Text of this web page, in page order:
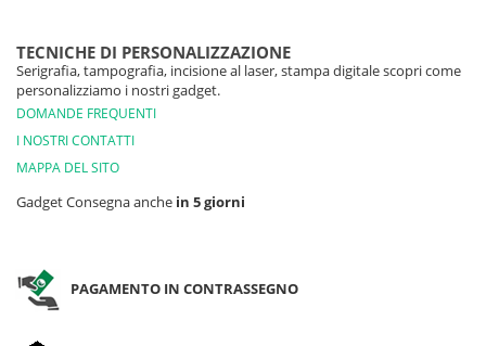
TECNICHE DI PERSONALIZZAZIONE
Serigrafia, tampografia, incisione al laser, stampa digitale scopri come
personalizziamo i nostri gadget.
DOMANDE FREQUENTI
I NOSTRI CONTATTI
MAPPA DEL SITO
Gadget Consegna anche in 5 giorni
PAGAMENTO IN CONTRASSEGNO